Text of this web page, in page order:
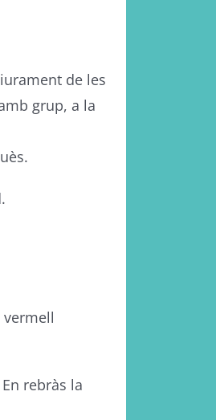
de les
grup, a la
vermell
En rebràs la